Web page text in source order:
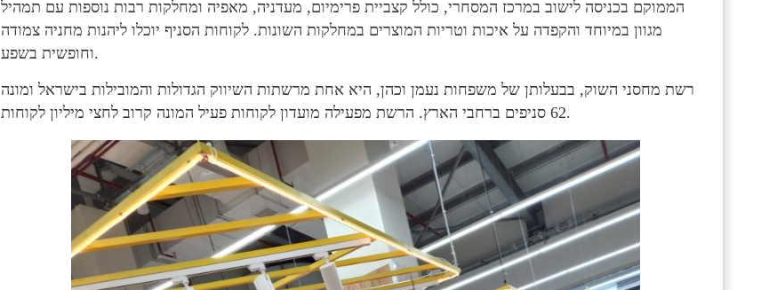
הממוקם בכניסה לישוב במרכז המסחרי, כולל קצביית פרימיום, מעדניה, מאפיה ומחלקות רבות נוספות עם תמהיל
מגוון במיוחד והקפדה על איכות וטריות המוצרים במחלקות השונות. לקוחות הסניף יוכלו ליהנות מחניה צמודה
וחופשית בשפע.
רשת מחסני השוק, בבעלותן של משפחות נעמן וכהן, היא אחת מרשתות השיווק הגדולות והמובילות בישראל ומונה
62 סניפים ברחבי הארץ. הרשת מפעילה מועדון לקוחות פעיל המונה קרוב לחצי מיליון לקוחות.